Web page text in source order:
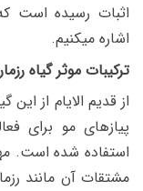
اثبات رسیده است
اشاره میکنیم.
ترکیبات موثر گیاه
از قدیم الایام از
پیازهای مو برای
استفاده شده است.
مشتقات آن مانند